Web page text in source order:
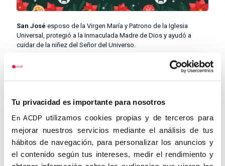
Tu privacidad es importante para nosotros
En ACDP utilizamos cookies propias y de terceros para
mejorar nuestros servicios mediante el análisis de tus
hábitos de navegación, para personalizar los anuncios y
el contenido según tus intereses, medir el rendimiento y
San José esposo de la Virgen María y Patrono de la Iglesia
Universal, protegió a la Inmaculada Madre de Dios y ayudó a
cuidar de la niñez del Señor del Universo.
era considerado un artesano de cierta posición,
y si bien no figura cita
explícita alguna sobre él en los Evangelios. Más bien, figura como
cabalmente.Su imagen en el portal es símbolo de fuerza y
y rectitud y perseverancia en el cumplimiento de los dictámenes
divinos.